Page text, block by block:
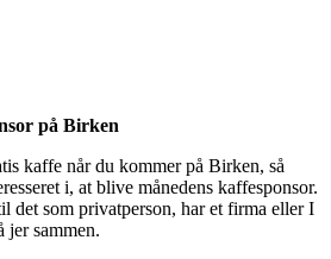
på Birken
kaffe når du kommer på Birken, så
i, at blive månedens kaffesponsor.
det som privatperson, har et firma eller I
jer sammen.